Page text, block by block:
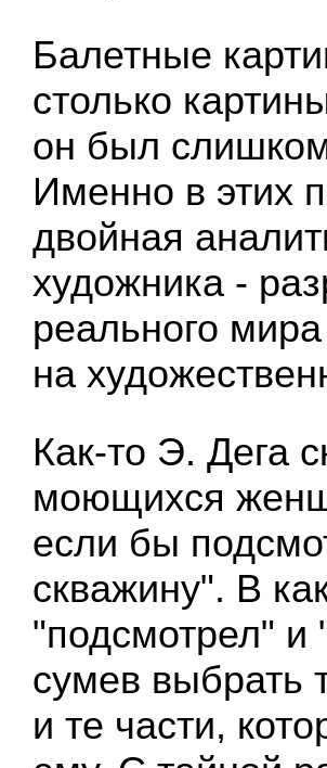
Балетные
столько
он был
Именно в этих
двойная
художника -
реального
на
Как-то Э. Дега
моющихся
если бы
скважину". В
"подсмотрел"
сумев выбрать
и те части,